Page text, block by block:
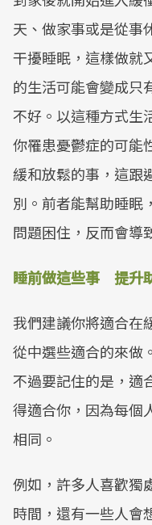
天、做家事或是從事
干擾睡眠，這樣做就
的生活可能會變成只
不好。以這種方式生
你罹患憂鬱症的可能
緩和放鬆的事，這跟
別。前者能幫助睡眠
問題困住，反而會導
睡前做這些事 提升
我們建議你將適合在
從中選些適合的來做
不過要記住的是，適
得適合你，因為每個
相同。
例如，許多人喜歡獨
時間，還有一些人會